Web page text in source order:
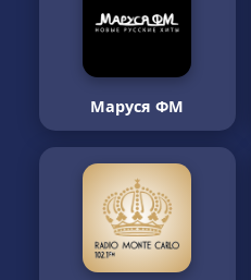
Маруся ФМ